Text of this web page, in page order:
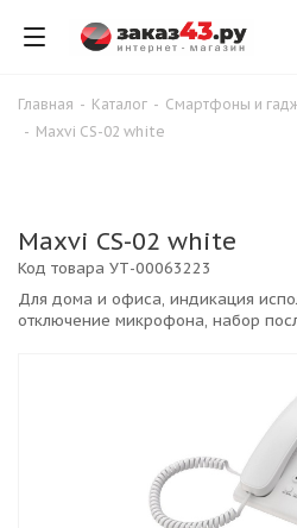
Главная - Каталог - Смартфоны и
- Maxvi CS-02 white
Maxvi CS-02 white
Для дома и офиса, индикация
отключение микрофона, набор
Код товара УТ-00063223